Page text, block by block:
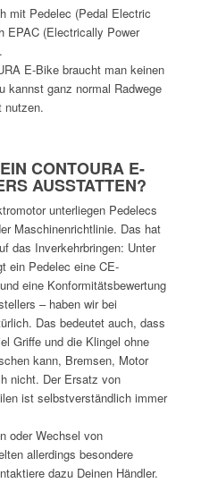
mit Pedelec (Pedal Electric
EPAC (Electrically Power
E-Bike braucht man keinen
kannst ganz normal Radwege
nutzen.
CONTOURA E-
AUSSTATTEN?
unterliegen Pedelecs
Maschinenrichtlinie. Das hat
das Inverkehrbringen: Unter
ein Pedelec eine CE-
eine Konformitätsbewertung
– haben wir bei
Das bedeutet auch, dass
Griffe und die Klingel ohne
kann, Bremsen, Motor
nicht. Der Ersatz von
ist selbstverständlich immer
oder Wechsel von
allerdings besondere
dazu Deinen Händler.